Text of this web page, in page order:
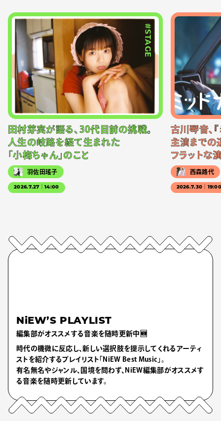
#STAGE
田村芽実が語る、30代目前の挑戦。
人生の岐路を経て生まれた
「小梅ちゃん」のこと
羽佐田瑤子
2026.7.27｜14:00
古川琴音、
主演までの
フラットな
西森路代
2026.7.30｜
NiEW’S PLAYLIST
編集部がオススメする音楽を随時更新中🆕
時代の機微に反応し、新しい選択肢を提示してくれるアーティ
ストを紹介するプレイリスト「NiEW Best Music」。
有名無名やジャンル、国境を問わず、NiEW編集部がオススメす
る音楽を随時更新しています。